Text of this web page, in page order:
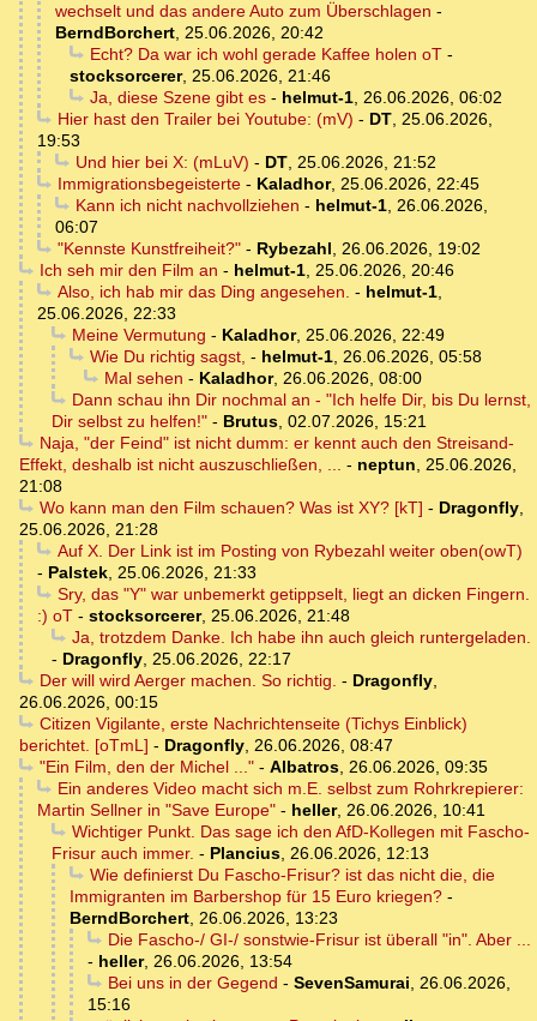
wechselt und das andere Auto zum Überschlagen -
BerndBorchert, 25.06.2026, 20:42
Echt? Da war ich wohl gerade Kaffee holen oT-
stocksorcerer, 25.06.2026, 21:46
Ja, diese Szene gibt es- helmut-1, 26.06.2026, 06:02
Hier hast den Trailer bei Youtube: (mV) - DT, 25.06.2026,
19:53
Und hier bei X: (mLuV) - DT, 25.06.2026, 21:52
Immigrationsbegeisterte- Kaladhor, 25.06.2026, 22:45
Kann ich nicht nachvollziehen - helmut-1, 26.06.2026,
06:07
"Kennste Kunstfreiheit?"- Rybezahl, 26.06.2026, 19:02
Ich seh mir den Film an - helmut-1, 25.06.2026, 20:46
Also, ich hab mir das Ding angesehen. - helmut-1,
25.06.2026, 22:33
Meine Vermutung - Kaladhor, 25.06.2026, 22:49
Wie Du richtig sagst, - helmut-1, 26.06.2026, 05:58
Mal sehen - Kaladhor, 26.06.2026, 08:00
Dann schau ihn Dir nochmal an - "Ich helfe Dir, bis Du lernst,
Dir selbst zu helfen!" - Brutus, 02.07.2026, 15:21
Naja, "der Feind" ist nicht dumm: er kennt auch den Streisand-
Effekt, deshalb ist nicht auszuschließen, ... - neptun, 25.06.2026,
21:08
Wo kann man den Film schauen? Was ist XY? [kT] - Dragonfly,
25.06.2026, 21:28
Auf X. Der Link ist im Posting von Rybezahl weiter oben(owT)
- Palstek, 25.06.2026, 21:33
Sry, das "Y" war unbemerkt getippselt, liegt an dicken Fingern.
:) oT - stocksorcerer, 25.06.2026, 21:48
Ja, trotzdem Danke. Ich habe ihn auch gleich runtergeladen.
- Dragonfly, 25.06.2026, 22:17
Der will wird Aerger machen. So richtig. - Dragonfly,
26.06.2026, 00:15
Citizen Vigilante, erste Nachrichtenseite (Tichys Einblick)
berichtet. [oTmL] - Dragonfly, 26.06.2026, 08:47
"Ein Film, den der Michel ..."- Albatros, 26.06.2026, 09:35
Ein anderes Video macht sich m.E. selbst zum Rohrkrepierer:
Martin Sellner in "Save Europe" - heller, 26.06.2026, 10:41
Wichtiger Punkt. Das sage ich den AfD-Kollegen mit Fascho-
Frisur auch immer. - Plancius, 26.06.2026, 12:13
Wie definierst Du Fascho-Frisur? ist das nicht die, die
Immigranten im Barbershop für 15 Euro kriegen? -
BerndBorchert, 26.06.2026, 13:23
Die Fascho-/ GI-/ sonstwie-Frisur ist überall "in". Aber ...
- heller, 26.06.2026, 13:54
Bei uns in der Gegend - SevenSamurai, 26.06.2026,
15:16